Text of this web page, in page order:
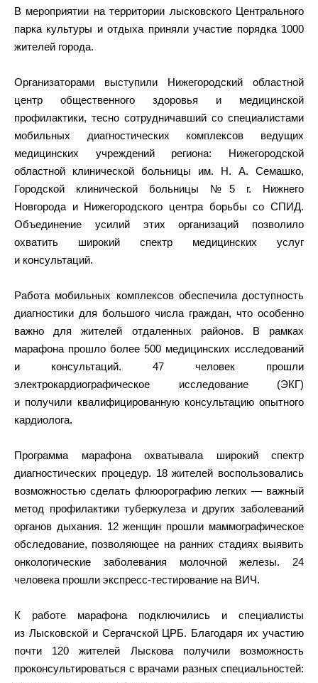
В мероприятии на территории лысковского Центрального
парка культуры и отдыха приняли участие порядка 1000
жителей города.
Организаторами выступили Нижегородский областной
центр общественного здоровья и медицинской
профилактики, тесно сотрудничавший со специалистами
мобильных диагностических комплексов ведущих
медицинских учреждений региона: Нижегородской
областной клинической больницы им. Н. А. Семашко,
Городской клинической больницы №5 г. Нижнего
Новгорода и Нижегородского центра борьбы со СПИД.
Объединение усилий этих организаций позволило
охватить широкий спектр медицинских услуг
и консультаций.
Работа мобильных комплексов обеспечила доступность
диагностики для большого числа граждан, что особенно
важно для жителей отдаленных районов. В рамках
марафона прошло более 500 медицинских исследований
и консультаций. 47 человек прошли
электрокардиографическое исследование (ЭКГ)
и получили квалифицированную консультацию опытного
кардиолога.
Программа марафона охватывала широкий спектр
диагностических процедур. 18 жителей воспользовались
возможностью сделать флюорографию легких — важный
метод профилактики туберкулеза и других заболеваний
органов дыхания. 12 женщин прошли маммографическое
обследование, позволяющее на ранних стадиях выявить
онкологические заболевания молочной железы. 24
человека прошли экспресс-тестирование на ВИЧ.
К работе марафона подключились и специалисты
из Лысковской и Сергачской ЦРБ. Благодаря их участию
почти 120 жителей Лыскова получили возможность
проконсультироваться с врачами разных специальностей: